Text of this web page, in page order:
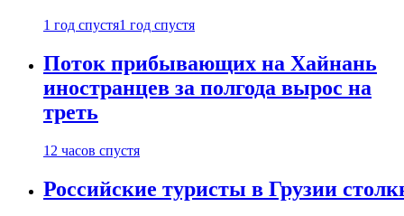
1 год спустя1 год спустя
Поток прибывающих на Хайнань
иностранцев за полгода вырос на
треть
12 часов спустя
Российские туристы в Грузии